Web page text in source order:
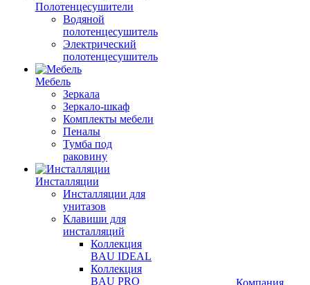
Полотенцесушители
Водяной
полотенцесушитель
Электрический
полотенцесушитель
Мебель
Зеркала
Зеркало-шкаф
Комплекты мебели
Пеналы
Тумба под
раковину
Инсталляции
Инсталляции для
унитазов
Клавиши для
инсталляций
Коллекция
BAU IDEAL
Коллекция
BAU PRO
Компания